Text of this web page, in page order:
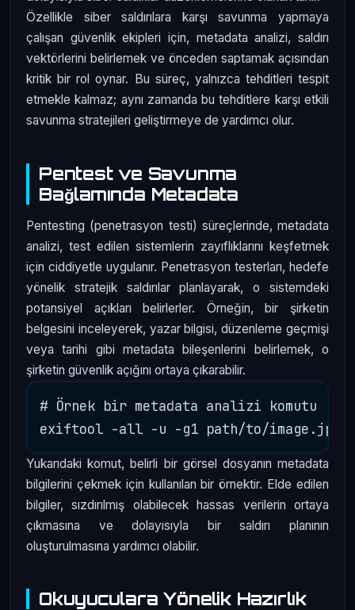
Özellikle siber saldırılara karşı savunma yapmaya
çalışan güvenlik ekipleri için, metadata analizi, saldırı
vektörlerini belirlemek ve önceden saptamak açısından
kritik bir rol oynar. Bu süreç, yalnızca tehditleri tespit
etmekle kalmaz; aynı zamanda bu tehditlere karşı etkili
savunma stratejileri geliştirmeye de yardımcı olur.
Pentest ve Savunma
Bağlamında Metadata
Pentesting (penetrasyon testi) süreçlerinde, metadata
analizi, test edilen sistemlerin zayıflıklarını keşfetmek
için ciddiyetle uygulanır. Penetrasyon testerları, hedefe
yönelik stratejik saldırılar planlayarak, o sistemdeki
potansiyel açıkları belirlerler. Örneğin, bir şirketin
belgesini inceleyerek, yazar bilgisi, düzenleme geçmişi
veya tarihi gibi metadata bileşenlerini belirlemek, o
şirketin güvenlik açığını ortaya çıkarabilir.
# Örnek bir metadata analizi komutu
Yukarıdaki komut, belirli bir görsel dosyanın metadata
bilgilerini çekmek için kullanılan bir örnektir. Elde edilen
bilgiler, sızdırılmış olabilecek hassas verilerin ortaya
çıkmasına ve dolayısıyla bir saldırı planının
oluşturulmasına yardımcı olabilir.
Okuyuculara Yönelik Hazırlık